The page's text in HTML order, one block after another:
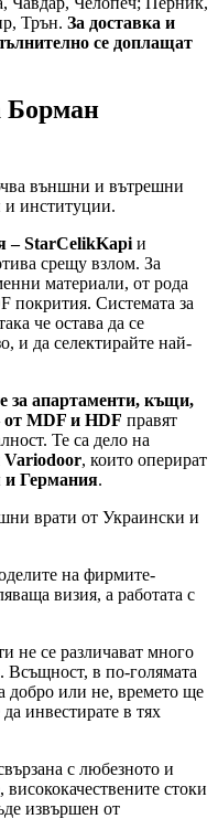
Трън. За доставка и
се доплащат
Борман
външни и вътрешни
и институции.
– StarCelikKapi и
срещу взлом. За
материали, от рода
Системата за
че остава да се
и да селектирайте най-
за апартаменти, къщи,
MDF и HDF правят
Те са дело на
Variodoor, които оперират
Германия.
врати от Украински и
на фирмите-
визия, а работата с
не се различават много
Всъщност, в по-голямата
добро или не, времето ще
инвестирате в тях
с любезното и
стоки
извършен от